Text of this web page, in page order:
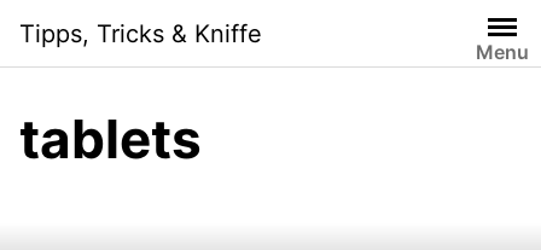
content
Tipps, Tricks & Kniffe
Menu
tablets